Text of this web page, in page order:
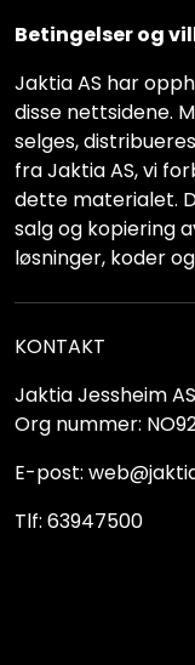
Betingelser og
Jaktia AS har
disse nettsidene.
selges,
fra Jaktia AS, vi
dette materialet.
salg og kopiering
løsninger, koder
KONTAKT
Jaktia Jessheim AS
Org nummer:
E-post:
Tlf: 63947500